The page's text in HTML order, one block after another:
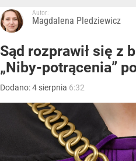
Autor:
Magdalena Pledziewicz
Sąd rozprawił się z
„Niby-potrącenia”
Dodano:4 sierpnia 6:32